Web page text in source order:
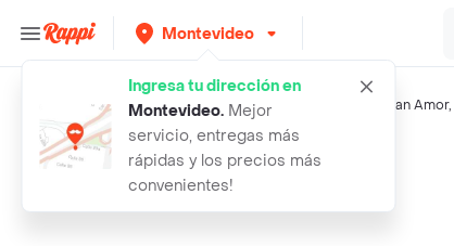
Montevideo
Ingresa tu dirección en
Montevideo. Mejor
servicio, entregas más
rápidas y los precios más
convenientes!
Búsquedas relacionadas:Toallas higiénicas Gran Amor,
Rappi carefree todo los dias sperfume